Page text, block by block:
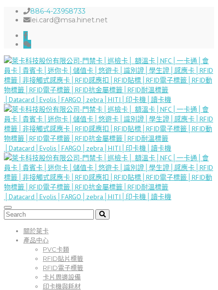
886-4-23958733
lei.card@msa.hinet.net
關於萊卡
產品中心
PVC卡類
RFID貼片標籤
RFID電子標籤
卡片周邊設備
印卡機與耗材